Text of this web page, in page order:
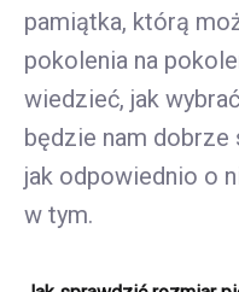
pamiątka, którą
pokolenia na
wiedzieć, jak
będzie nam dobrze
jak odpowiednio o
w tym.